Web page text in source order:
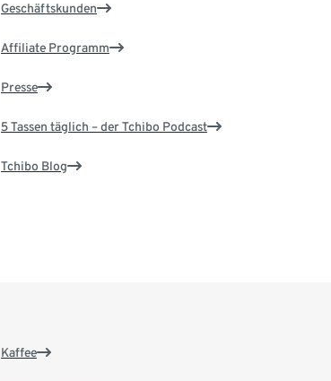
Geschäftskunden
Affiliate Programm
Presse
5 Tassen täglich – der Tchibo Podcast
Tchibo Blog
Kaffee